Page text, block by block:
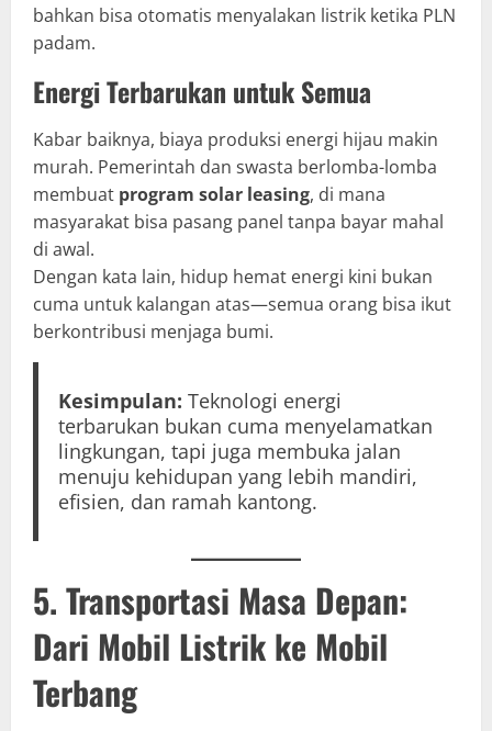
bahkan bisa otomatis menyalakan listrik ketika PLN
padam.
Energi Terbarukan untuk Semua
Kabar baiknya, biaya produksi energi hijau makin
murah. Pemerintah dan swasta berlomba-lomba
membuat program solar leasing, di mana
masyarakat bisa pasang panel tanpa bayar mahal
di awal.
Dengan kata lain, hidup hemat energi kini bukan
cuma untuk kalangan atas—semua orang bisa ikut
berkontribusi menjaga bumi.
Kesimpulan: Teknologi energi
terbarukan bukan cuma menyelamatkan
lingkungan, tapi juga membuka jalan
menuju kehidupan yang lebih mandiri,
efisien, dan ramah kantong.
5. Transportasi Masa Depan:
Dari Mobil Listrik ke Mobil
Terbang